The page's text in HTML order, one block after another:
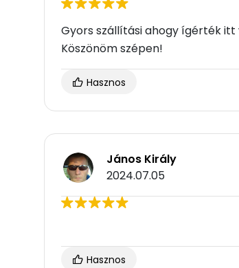
Gyors szállítási ahogy ígérték
Köszönöm szépen!
Hasznos
János Király
2024.07.05
Hasznos